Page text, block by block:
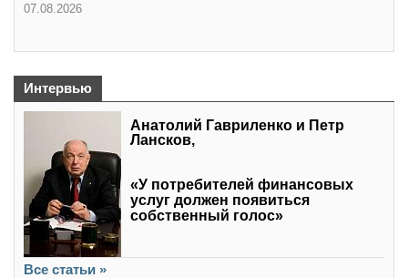
07.08.2026
Интервью
Анатолий Гавриленко и Петр
Лансков,
«У потребителей финансовых
услуг должен появиться
собственный голос»
Все статьи »